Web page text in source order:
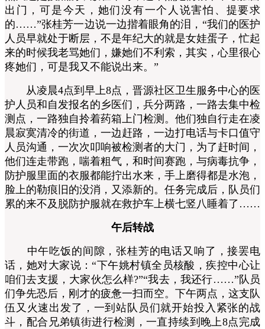
出门，可是今天，她们没有一个人说害怕、提要求
的……”张桂芳一边说一边揩着眼角的泪，“我们的医护
人员早就处于断层，不是年纪大的就是女娃蛋子，忙起
来的时候我老骂她们，嫌她们不利索，其实，心里很心
疼她们，可是我又不能说出来。”
从凌晨4点到早上8点，晋源社区卫生服务中心的医
护人员和自发报名的乡医们，兵分两路，一路去集中检
测点，一路独自拎着药箱上门检测。他们独自行走在凌
晨寂寞清冷的街道，一边赶路，一边打电话与卡口值守
人员沟通，一次次叩响被检测者的大门，为了赶时间，
他们连走带跑，喘着粗气，和时间赛跑，与病毒抗争，
防护服里面的衣服都能拧出水来，手上磨得都是水泡，
脸上的勒痕旧的没消，又添新的。任务完成后，队员们
累的来不及脱防护服就在救护车上横七竖八睡着了……
午后转战
中午吃饭的间隙，张桂芳的电话又响了，接罢电
话，她对大家说：“下午姚村镇全员核酸，疾控中心让
咱们去支援，大家伙怎么样?”“我去，我还行……”队员
们争先恐后，刚才的疲惫一扫而空。下午两点，这支队
伍又火速出发了，一到站队员们就开始投入紧张的战
斗，配合兄弟镇街进行检测，一直持续到晚上8点完成